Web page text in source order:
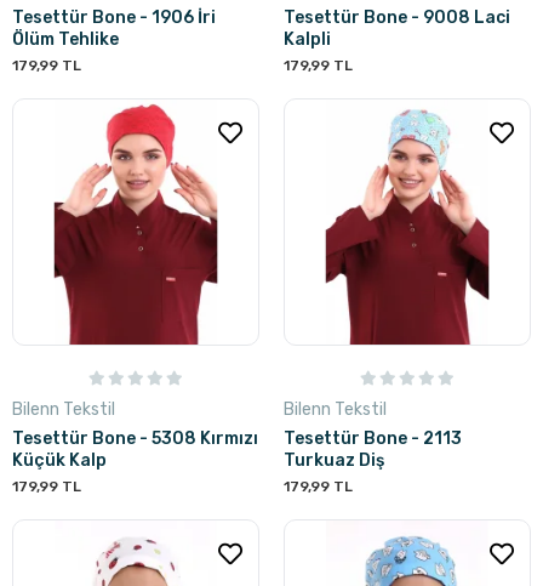
Tesettür Bone - 1906 İri
Ölüm Tehlike
179,99 TL
Tesettür Bone - 9008 Laci
Kalpli
179,99 TL
Bilenn Tekstil
Tesettür Bone - 5308 Kırmızı
Küçük Kalp
179,99 TL
Bilenn Tekstil
Tesettür Bone - 2113
Turkuaz Diş
179,99 TL